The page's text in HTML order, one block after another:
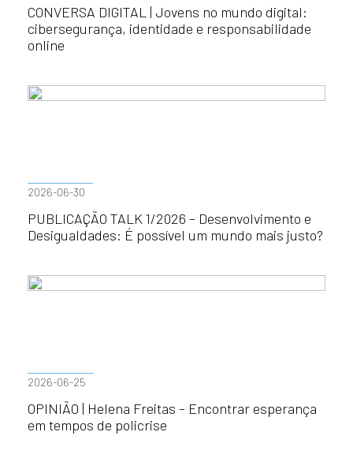
CONVERSA DIGITAL | Jovens no mundo digital:
cibersegurança, identidade e responsabilidade
online
2026-06-30
PUBLICAÇÃO TALK 1/2026 – Desenvolvimento e
Desigualdades: É possível um mundo mais justo?
2026-06-25
OPINIÃO | Helena Freitas – Encontrar esperança
em tempos de policrise